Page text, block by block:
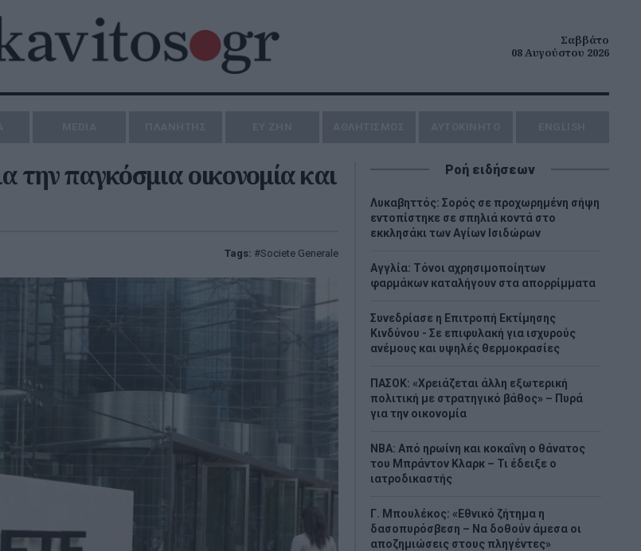
Σαββάτο
08 Αυγούστου 2026
την παγκόσμια οικονομία και
Tags: Societe Generale
Ροή ειδήσεων
Λυκαβηττός: Σορός σε προχωρημένη σήψη
εντοπίστηκε σε σπηλιά κοντά στο
εκκλησάκι των Αγίων Ισιδώρων
Αγγλία: Τόνοι αχρησιμοποίητων
φαρμάκων καταλήγουν στα απορρίμματα
Συνεδρίασε η Επιτροπή Εκτίμησης
Κινδύνου - Σε επιφυλακή για ισχυρούς
ανέμους και υψηλές θερμοκρασίες
ΠΑΣΟΚ: «Χρειάζεται άλλη εξωτερική
πολιτική με στρατηγικό βάθος» – Πυρά
για την οικονομία
NBA: Από ηρωίνη και κοκαΐνη ο θάνατος
του Μπράντον Κλαρκ – Τι έδειξε ο
ιατροδικαστής
Γ. Μπουλέκος: «Εθνικό ζήτημα η
δασοπυρόσβεση – Να δοθούν άμεσα οι
αποζημιώσεις στους πληγέντες»